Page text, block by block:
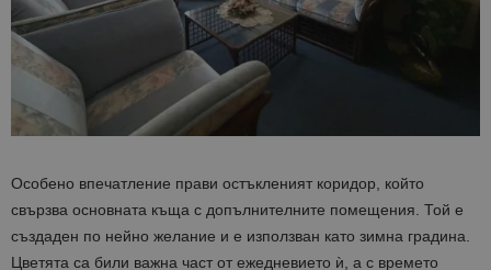
Особено впечатление прави остъкленият коридор, който
свързва основната къща с допълнителните помещения. Той е
създаден по нейно желание и е използван като зимна градина.
Цветята са били важна част от ежедневието ѝ, а с времето